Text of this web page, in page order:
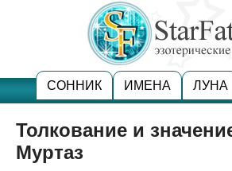
СОННИК ИМЕНА ЛУНА
Толкование и
Муртаз